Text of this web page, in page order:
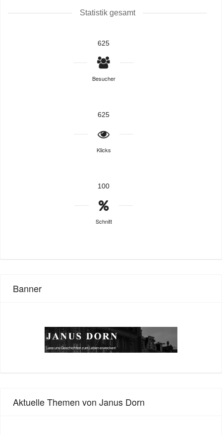
Statistik gesamt
625
Besucher
625
Klicks
100
Schnitt
Banner
Aktuelle Themen von Janus Dorn